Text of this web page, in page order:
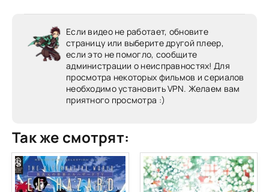
Если видео не работает, обновите
страницу или выберите другой плеер,
если это не помогло, сообщите
администрации о неисправностях! Для
просмотра некоторых фильмов и сериалов
необходимо установить VPN. Желаем вам
приятного просмотра :)
Так же смотрят: